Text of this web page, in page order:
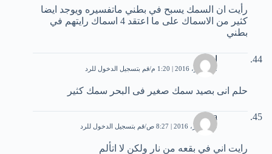
رأيت ان السمك يسبح في بطني ماتفسيره ويوجد ايضا
كثير من الاسماك على ما اعتقد 4 اسماك رايتهم في
بطني
ايمى
2 سبتمبر، 2016 | 1:20 م قم بتسجيل الدخول للرد
حلم انى بصيد سمك صغير فى البحر سمك كثير
sara
19 أكتوبر، 2016 | 8:27 ص قم بتسجيل الدخول للرد
رايت اني في بقعه من نار ولكن لا اتألم